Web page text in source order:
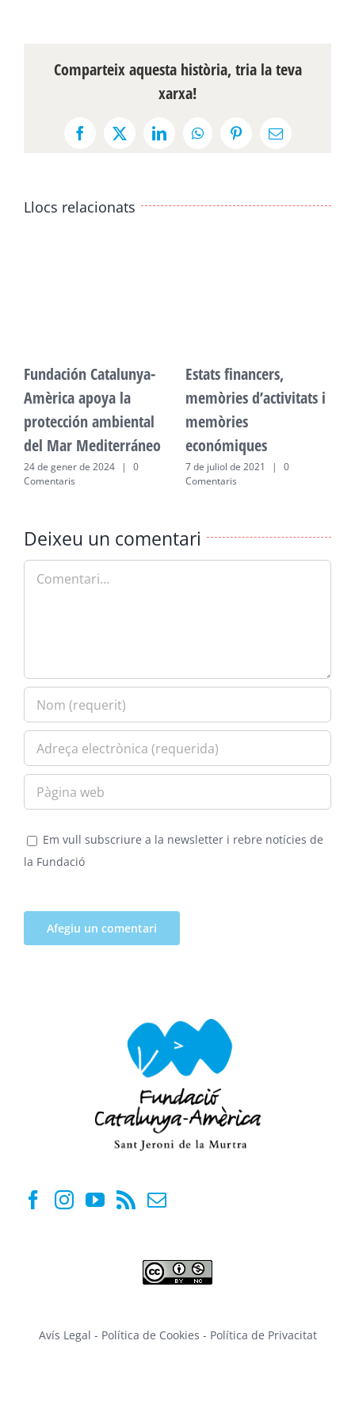
Comparteix aquesta història, tria la teva
xarxa!
Facebook
X LinkedInWhatsAppPinterestEmail:
Llocs relacionats
Fundación Catalunya-
Amèrica apoya la
protección ambiental
del Mar Mediterráneo
24 de gener de 2024 |
0
Comentaris
Estats financers,
memòries d’activitats i
memòries
económiques
7 de juliol de 2021 |
0
Comentaris
Deixeu un comentari
Em vull subscriure a la newsletter i rebre notícies de
la Fundació
Avís Legal - Política de Cookies - Política de Privacitat